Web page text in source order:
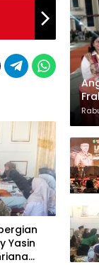
Yasin